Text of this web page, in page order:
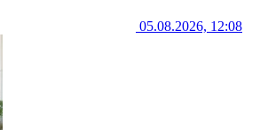
05.08.2026, 12:08